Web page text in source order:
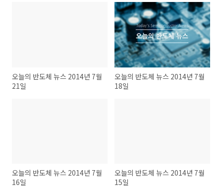
오늘의 반도체 뉴스 2014년 7월
21일
오늘의 반도체 뉴스 2014년 7월
18일
오늘의 반도체 뉴스 2014년 7월
16일
오늘의 반도체 뉴스 2014년 7월
15일